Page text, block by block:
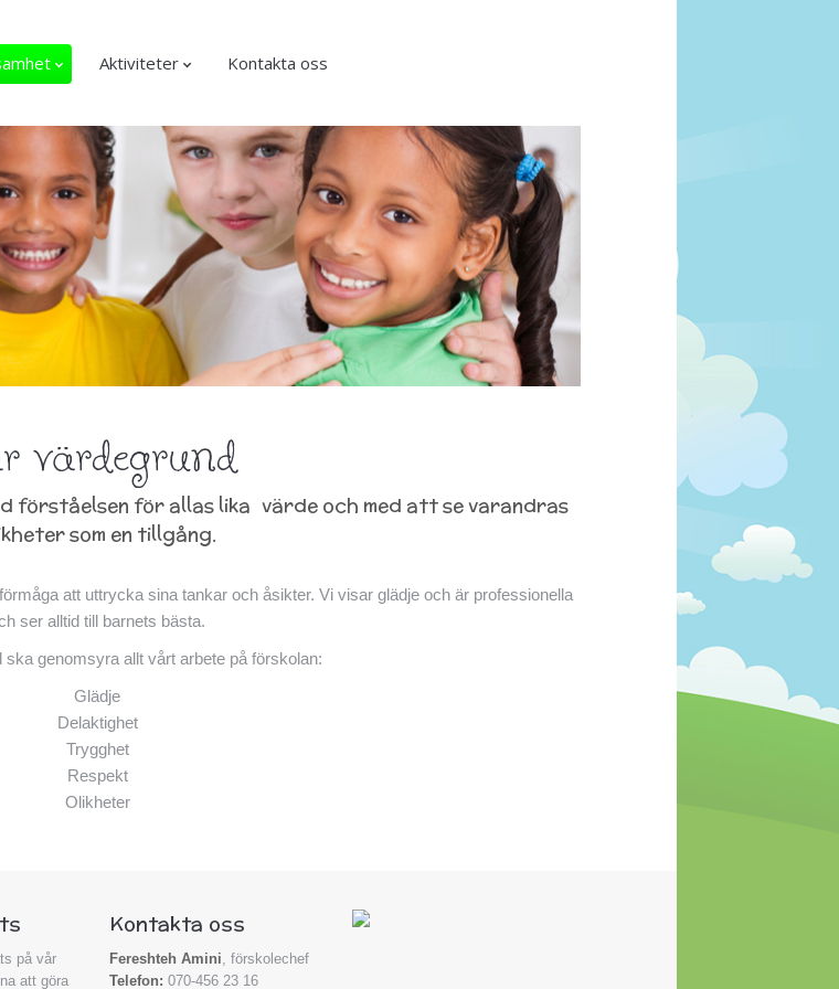
Aktiviteter Kontakta oss
värdegrund
förståelsen för allas lika värde och med att se varandras
som en tillgång.
att uttrycka sina tankar och åsikter. Vi visar glädje och är professionella
ser alltid till barnets bästa.
ska genomsyra allt vårt arbete på förskolan:
Glädje
Delaktighet
Trygghet
Respekt
Olikheter
på vår
att göra
Kontakta oss
Fereshteh Amini, förskolechef
Telefon: 070-456 23 16